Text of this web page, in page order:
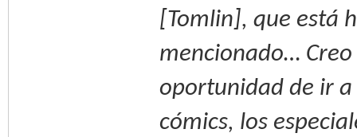
[Tomlin], que está
mencionado…
oportunidad de ir a
cómics, los